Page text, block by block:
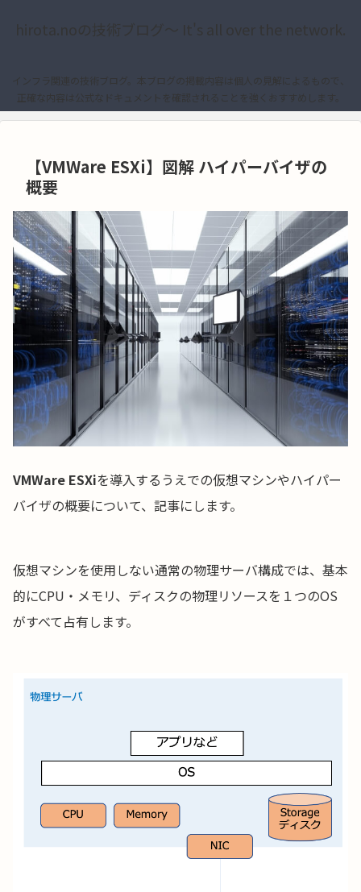
hirota.noの技術ブログ〜 It's all over the network.
インフラ関連の技術ブログ。本ブログの掲載内容は個人の見解によるもので、
正確な内容は公式なドキュメントを確認されることを強くおすすめします。
【VMWare ESXi】図解 ハイパーバイザの
概要
VMWare ESXiを導入するうえでの仮想マシンやハイパー
バイザの概要について、記事にします。
仮想マシンを使用しない通常の物理サーバ構成では、基本
的にCPU・メモリ、ディスクの物理リソースを１つのOS
がすべて占有します。